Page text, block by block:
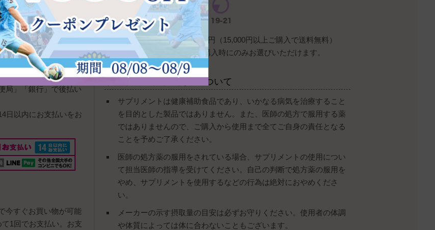
。
局」「銀行」で後払い
日以内にお支払いをお
今すぐお買い物が可能
1回でお支払い。お支
ネコポス
：送料は全国一律380円（15,000円以上ご購入で送料無料）
※厚みが少ない一部商品のご購入時にのみお選びいただけます。
サプリメント等の使用について
サプリメントは健康補助食品であり、いかなる病気を治療すること
を目的とした製品ではありません。また、医師の処方で服用する薬
ではありませんので、ご購入から使用まで全てご自身の責任となる
ことを予めご了承ください。
医師の処方薬の服用をされている場合、サプリメントの使用につい
て担当医師の指導を受けてください。自己の判断で処方薬の服用を
やめ、サプリメントを使用するなどの行為は絶対におやめくださ
い。
メーカーの示す摂取量の目安は必ずお守りください。使用者の体調
や体質によっては体に合わないこともございます。